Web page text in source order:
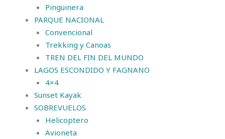
Pingüinera
PARQUE NACIONAL
Convencional
Trekking y Canoas
TREN DEL FIN DEL MUNDO
LAGOS ESCONDIDO Y FAGNANO
4×4
Sunset Kayak
SOBREVUELOS
Helicoptero
Avioneta